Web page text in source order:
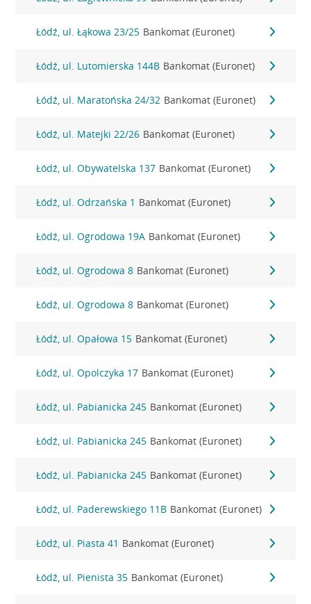
Łódź, ul. Łąkowa 23/25 Bankomat (Euronet)
Łódź, ul. Lutomierska 144B Bankomat (Euronet)
Łódź, ul. Maratońska 24/32 Bankomat (Euronet)
Łódź, ul. Matejki 22/26 Bankomat (Euronet)
Łódź, ul. Obywatelska 137 Bankomat (Euronet)
Łódź, ul. Odrzańska 1 Bankomat (Euronet)
Łódź, ul. Ogrodowa 19A Bankomat (Euronet)
Łódź, ul. Ogrodowa 8 Bankomat (Euronet)
Łódź, ul. Ogrodowa 8 Bankomat (Euronet)
Łódź, ul. Opałowa 15 Bankomat (Euronet)
Łódź, ul. Opolczyka 17 Bankomat (Euronet)
Łódź, ul. Pabianicka 245 Bankomat (Euronet)
Łódź, ul. Pabianicka 245 Bankomat (Euronet)
Łódź, ul. Pabianicka 245 Bankomat (Euronet)
Łódź, ul. Paderewskiego 11B Bankomat (Euronet)
Łódź, ul. Piasta 41 Bankomat (Euronet)
Łódź, ul. Pienista 35 Bankomat (Euronet)